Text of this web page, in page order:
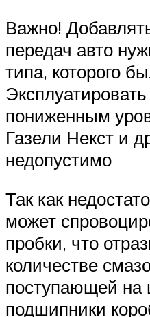
Важно!
передач авто
типа, которого
пониженным
Газели Некст и
недопустимо
Так как
может
пробки, что
количестве
поступающей на
подшипники